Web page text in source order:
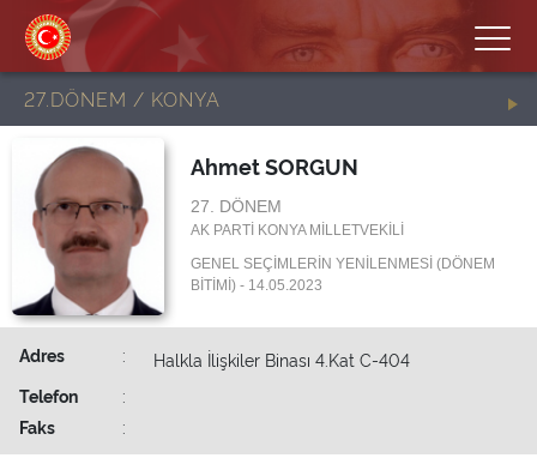
27.DÖNEM / KONYA
Ahmet SORGUN
27. DÖNEM
AK PARTİ KONYA MİLLETVEKİLİ
GENEL SEÇİMLERİN YENİLENMESİ (DÖNEM
BİTİMİ) - 14.05.2023
Adres :
Halkla İlişkiler Binası 4.Kat C-404
Telefon
:
Faks
: